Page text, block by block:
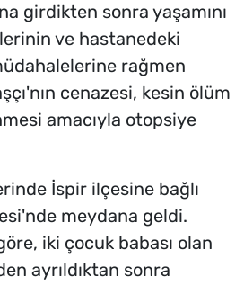
girdikten sonra yaşamını
ve hastanedeki
rağmen
cenazesi, kesin ölüm
amacıyla otopsiye
İspir ilçesine bağlı
meydana geldi.
iki çocuk babası olan
ayrıldıktan sonra